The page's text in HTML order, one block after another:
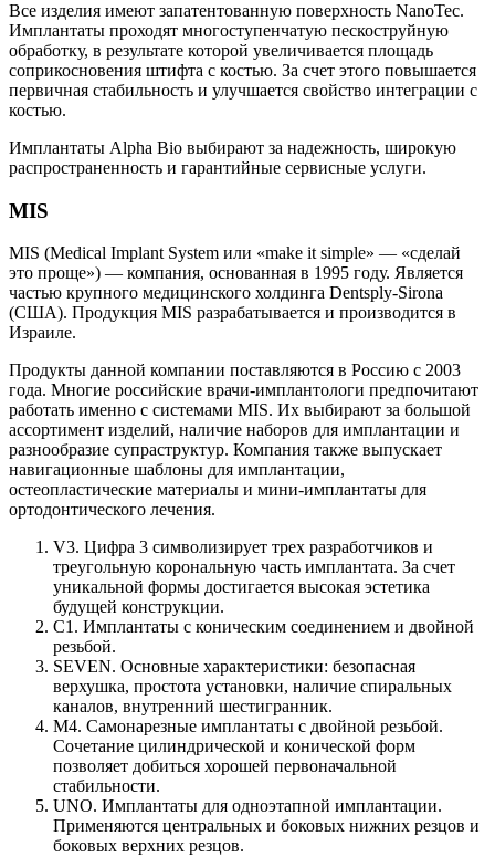
Все изделия имеют запатентованную поверхность NanoTec.
Имплантаты проходят многоступенчатую пескоструйную
обработку, в результате которой увеличивается площадь
соприкосновения штифта с костью. За счет этого повышается
первичная стабильность и улучшается свойство интеграции с
костью.
Имплантаты Alpha Bio выбирают за надежность, широкую
распространенность и гарантийные сервисные услуги.
MIS
MIS (Medical Implant System или «make it simple» — «сделай
это проще») — компания, основанная в 1995 году. Является
частью крупного медицинского холдинга Dentsply-Sirona
(США). Продукция MIS разрабатывается и производится в
Израиле.
Продукты данной компании поставляются в Россию с 2003
года. Многие российские врачи-имплантологи предпочитают
работать именно с системами MIS. Их выбирают за большой
ассортимент изделий, наличие наборов для имплантации и
разнообразие супраструктур. Компания также выпускает
навигационные шаблоны для имплантации,
остеопластические материалы и мини-имплантаты для
ортодонтического лечения.
V3. Цифра 3 символизирует трех разработчиков и
треугольную корональную часть имплантата. За счет
уникальной формы достигается высокая эстетика
будущей конструкции.
C1. Имплантаты с коническим соединением и двойной
резьбой.
SEVEN. Основные характеристики: безопасная
верхушка, простота установки, наличие спиральных
каналов, внутренний шестигранник.
M4. Самонарезные имплантаты с двойной резьбой.
Сочетание цилиндрической и конической форм
позволяет добиться хорошей первоначальной
стабильности.
UNO. Имплантаты для одноэтапной имплантации.
Применяются центральных и боковых нижних резцов и
боковых верхних резцов.